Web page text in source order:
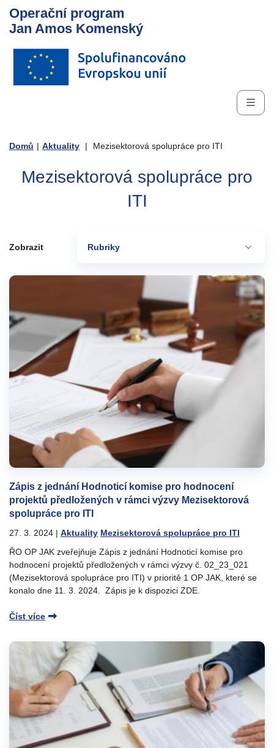
Operační program
Jan Amos Komenský
Domů | Aktuality | Mezisektorová spolupráce pro ITI
Mezisektorová spolupráce pro
ITI
Zobrazit Rubriky
Zápis z jednání Hodnoticí komise pro hodnocení
projektů předložených v rámci výzvy Mezisektorová
spolupráce pro ITI
27. 3. 2024 | Aktuality Mezisektorová spolupráce pro ITI
ŘO OP JAK zveřejňuje Zápis z jednání Hodnoticí komise pro
hodnocení projektů předložených v rámci výzvy č. 02_23_021
(Mezisektorová spolupráce pro ITI) v prioritě 1 OP JAK, které se
konalo dne 11. 3. 2024. Zápis je k dispozici ZDE.
Číst více